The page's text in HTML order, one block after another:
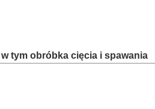
tym obróbka cięcia i spawania